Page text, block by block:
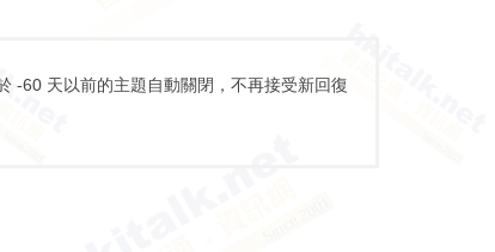
-60 天以前的主題自動關閉，不再接受新回復